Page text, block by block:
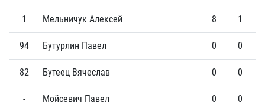
1 Мельничук Алексей 8 1
94 Бутурлин Павел 0 0
82 Бутеец Вячеслав 0 0
- Мойсевич Павел 0 0